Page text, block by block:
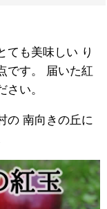
ても美味しい り
です。 届いた紅
い。
の 南向きの丘に